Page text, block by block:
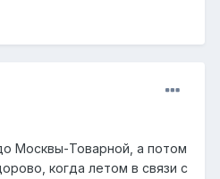
Москвы-Товарной, а потом
когда летом в связи с